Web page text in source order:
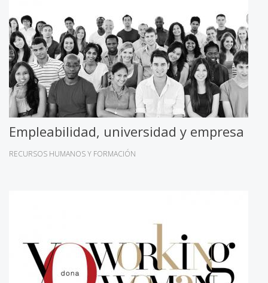
Empleabilidad, universidad y empresa
RECURSOS HUMANOS Y FORMACIÓN